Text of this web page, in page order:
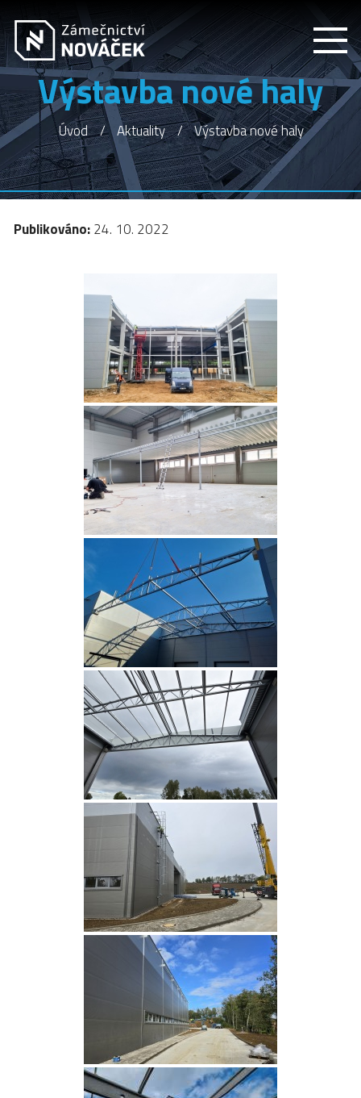
Výstavba nové haly
Úvod Aktuality Výstavba nové haly
Publikováno:24. 10. 2022